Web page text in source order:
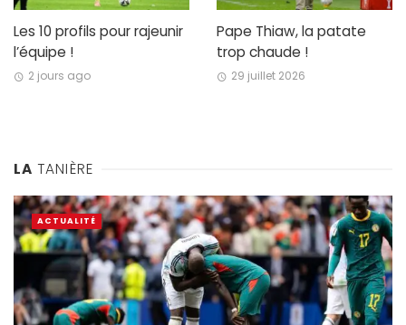
Les 10 profils pour rajeunir
l’équipe !
2 jours ago
Pape Thiaw, la patate
trop chaude !
29 juillet 2026
LA TANIÈRE
ACTUALITÉ